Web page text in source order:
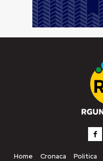
Home Cronaca Politica